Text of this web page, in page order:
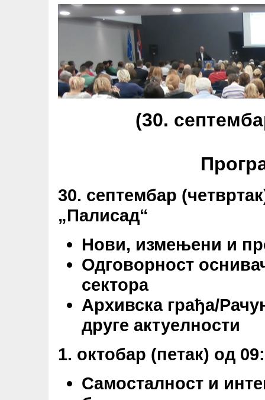
(30.
30. септембар
„Палисад“
Нови, измењени и
Одговорност
сектора
Архивска грађа/
друге актуелности
1. октобар (петак) од
Самосталност и